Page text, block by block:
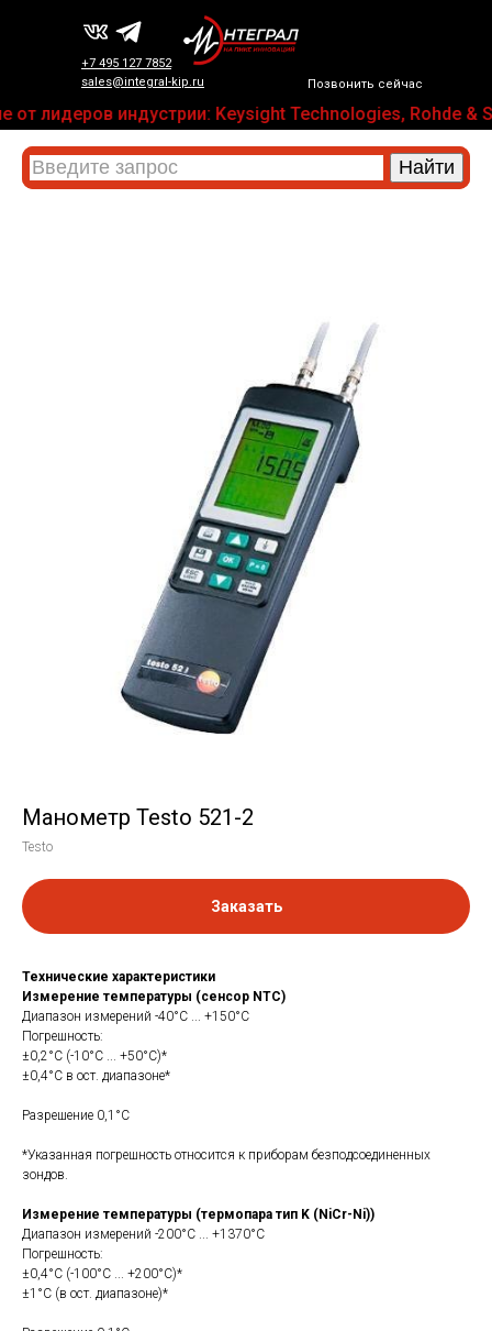
Позвонить сейчас
+7 495 127 7852
sales@integral-kip.ru
лидеров индустрии: Keysight Technologies, Rohde &
Манометр Testo 521-2
Testo
Заказать
Технические характеристики
Измерение температуры (сенсор NTC)
Диапазон измерений -40°C ... +150°C
Погрешность:
±0,2°C (-10°C ... +50°C)*
±0,4°C в ост. диапазоне*
Разрешение 0,1°C
*Указанная погрешность относится к приборам безподсоединенных
зондов.
Измерение температуры (термопара тип K (NiCr-Ni))
Диапазон измерений -200°C ... +1370°C
Погрешность:
±0,4°C (-100°C ... +200°C)*
±1°C (в ост. диапазоне)*